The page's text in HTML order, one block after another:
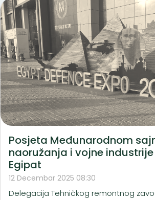
Posjeta Međunarodnom
naoružanja i vojne industrije
Egipat
12 Decembar 2025 08:30
Delegacija Tehničkog remontnog